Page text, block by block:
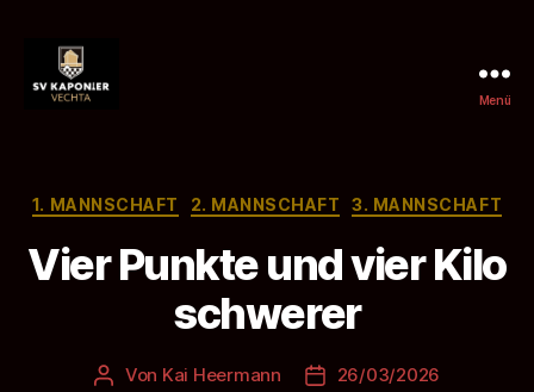
e.
V.
Menü
Kategorien
1. MANNSCHAFT 2. MANNSCHAFT 3. MANNSCHAFT
Vier Punkte und vier Kilo
schwerer
Beitragsautor
Von Kai Heermann Beitragsdatum
26/03/2026